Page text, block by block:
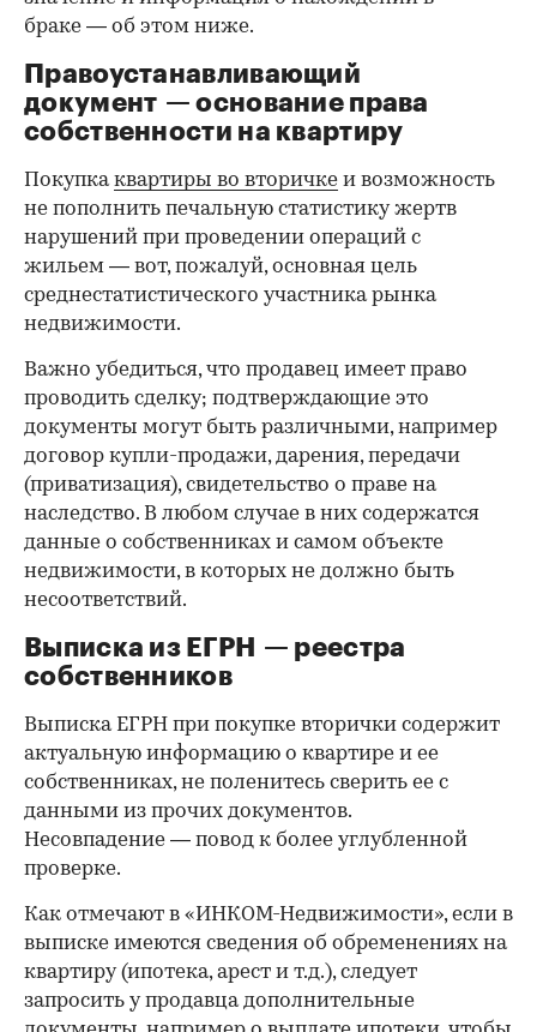
00:00 / 00:00
браке — об этом ниже.
Правоустанавливающий
документ — основание права
собственности на квартиру
Покупкаквартиры во вторичке и возможность
не пополнить печальную статистику жертв
нарушений при проведении операций с
жильем — вот, пожалуй, основная цель
среднестатистического участника рынка
недвижимости.
Важно убедиться, что продавец имеет право
проводить сделку; подтверждающие это
документы могут быть различными, например
договор купли-продажи, дарения, передачи
(приватизация), свидетельство о праве на
наследство. В любом случае в них содержатся
данные о собственниках и самом объекте
недвижимости, в которых не должно быть
несоответствий.
Выписка из ЕГРН — реестра
собственников
Выписка ЕГРН при покупке вторички содержит
актуальную информацию о квартире и ее
собственниках, не поленитесь сверить ее с
данными из прочих документов.
Несовпадение — повод к более углубленной
проверке.
Как отмечают в «ИНКОМ-Недвижимости», если в
выписке имеются сведения об обременениях на
квартиру (ипотека, арест и т.д.), следует
запросить у продавца дополнительные